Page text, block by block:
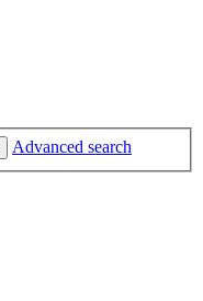
Advanced search